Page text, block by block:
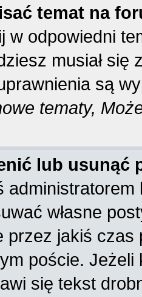
temat na
w odpowiedni
musiał się
są
tematy,
lub usunąć
własne
przez jakiś
poście. Jeżeli
się tekst